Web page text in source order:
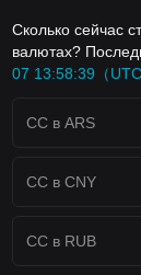
Сколько сейчас
валютах?
07 13:58:39（
CC в ARS
CC в CNY
CC в RUB